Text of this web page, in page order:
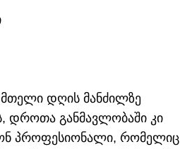
მთელი დღის მანძილზე
დროთა განმავლობაში კი
პროფესიონალი, რომელიც